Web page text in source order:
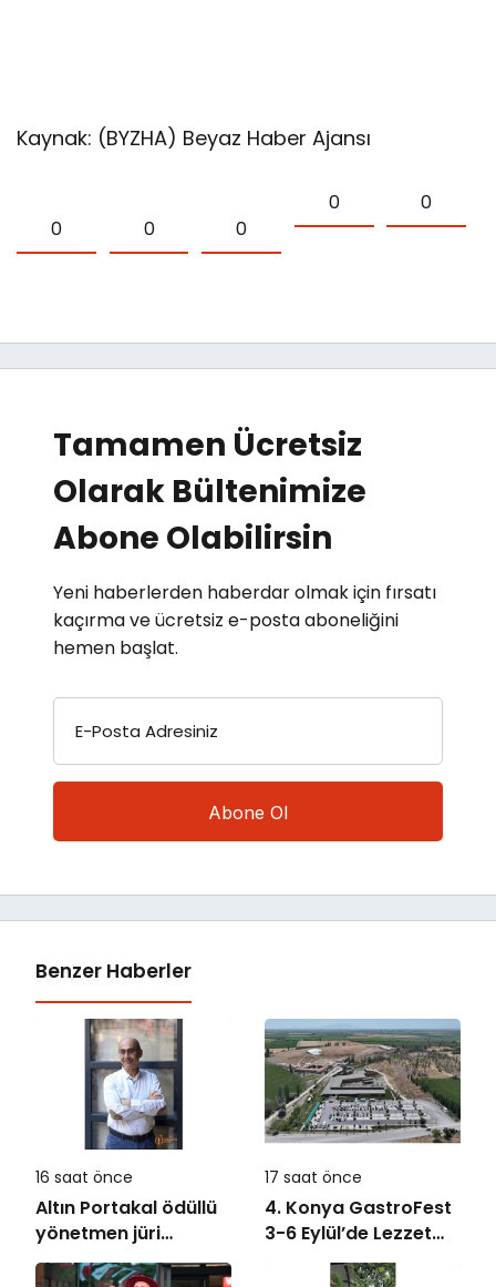
Kaynak: (BYZHA) Beyaz Haber Ajansı
0 0 0
0 0
Tamamen Ücretsiz
Olarak Bültenimize
Abone Olabilirsin
Yeni haberlerden haberdar olmak için fırsatı
kaçırma ve ücretsiz e-posta aboneliğini
hemen başlat.
E-Posta Adresiniz
Benzer Haberler
16 saat önce
Altın Portakal ödüllü
yönetmen jüri
başkanı oldu
17 saat önce
4. Konya GastroFest
3-6 Eylül’de Lezzet
Tutkunlarını